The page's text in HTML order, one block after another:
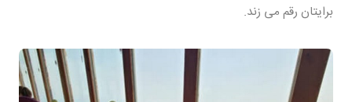
برایتان رقم می زند.